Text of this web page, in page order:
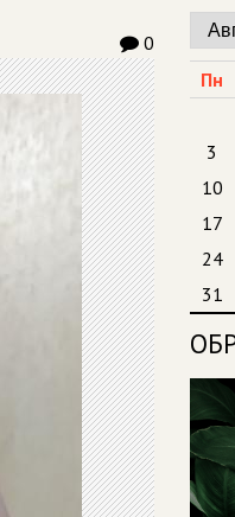
0
Пн
3
10
17
24
31